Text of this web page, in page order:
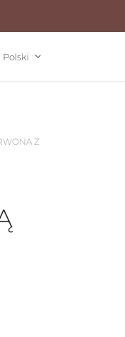
Polski
Z